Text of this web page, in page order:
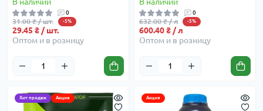
0
31.00 ₴ / шт. -5%
29.45 ₴ / шт.
Оптом и в розницу
0
632.00 ₴ / л -5%
600.40 ₴ / л
Оптом и в розницу
Хит продаж Акция Акция